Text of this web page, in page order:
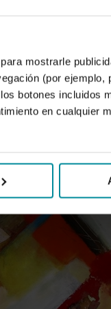
mostrarle
(por ejemplo,
botones incluidos
en cualquier
y
asuntos más
a las nuevas
del modelo y,
nivelación, el